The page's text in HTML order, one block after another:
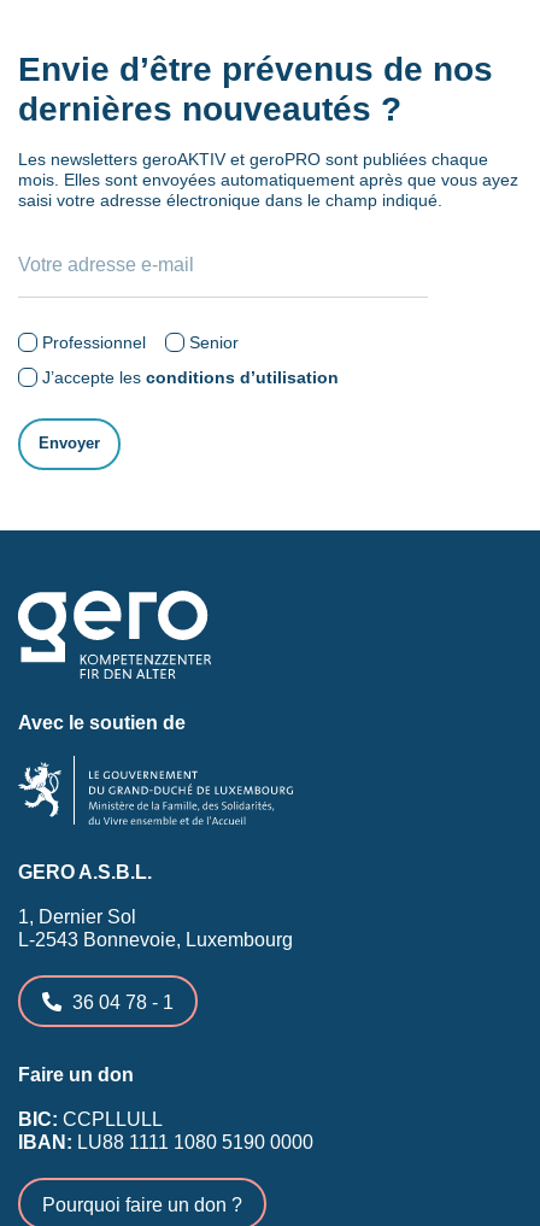
Envie d’être prévenus de nos
dernières nouveautés ?
Les newsletters geroAKTIV et geroPRO sont publiées chaque
mois. Elles sont envoyées automatiquement après que vous ayez
saisi votre adresse électronique dans le champ indiqué.
Professionnel
Senior
J’accepte les conditions d’utilisation
Avec le soutien de
GERO A.S.B.L.
1, Dernier Sol
L-2543 Bonnevoie, Luxembourg
36 04 78 - 1
Faire un don
BIC: CCPLLULL
IBAN: LU88 1111 1080 5190 0000
Pourquoi faire un don ?